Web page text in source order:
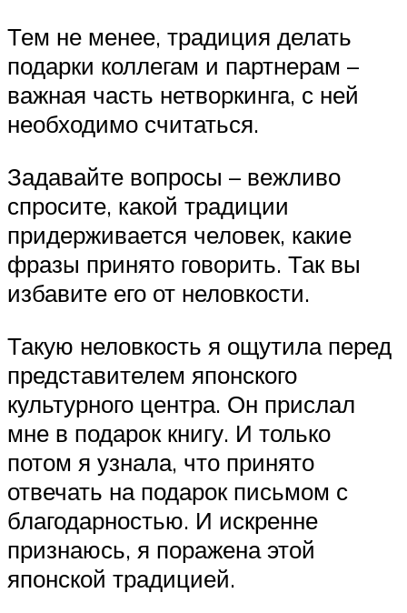
Тем не менее, традиция делать
подарки коллегам и партнерам –
важная часть нетворкинга, с ней
необходимо считаться.
Задавайте вопросы – вежливо
спросите, какой традиции
придерживается человек, какие
фразы принято говорить. Так вы
избавите его от неловкости.
Такую неловкость я ощутила перед
представителем японского
культурного центра. Он прислал
мне в подарок книгу. И только
потом я узнала, что принято
отвечать на подарок письмом с
благодарностью. И искренне
признаюсь, я поражена этой
японской традицией.